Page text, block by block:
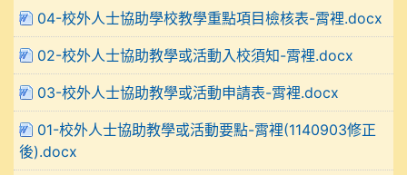
04-校外人士協助學校教學重點項目檢核表-霄裡.docx
02-校外人士協助教學或活動入校須知-霄裡.docx
03-校外人士協助教學或活動申請表-霄裡.docx
01-校外人士協助教學或活動要點-霄裡(1140903修正
後).docx